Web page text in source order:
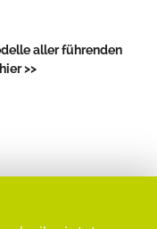
aller führenden
>>